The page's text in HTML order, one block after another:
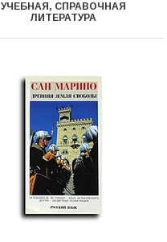
УЧЕБНАЯ, СПРАВОЧНАЯ
ЛИТЕРАТУРА